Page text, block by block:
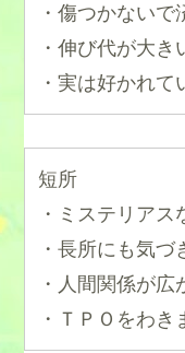
・傷つかないで
・伸び代が大き
・実は好かれて
短所
・ミステリアス
・長所にも気づ
・人間関係が広
・ＴＰＯをわ